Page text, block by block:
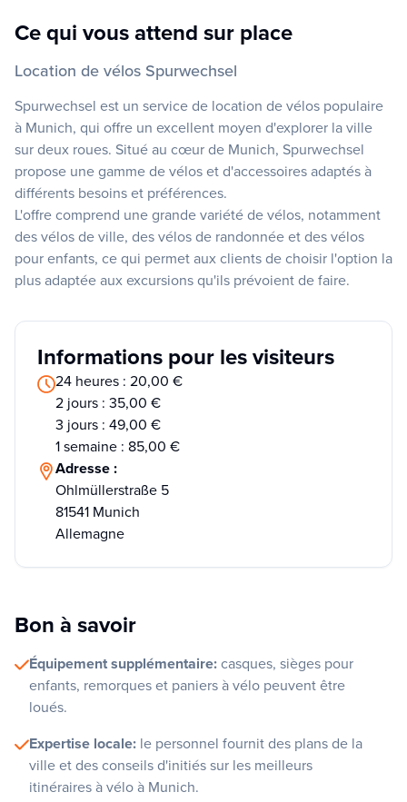
Ce qui vous attend sur place
Location de vélos Spurwechsel
Spurwechsel est un service de location de vélos populaire
à Munich, qui offre un excellent moyen d'explorer la ville
sur deux roues. Situé au cœur de Munich, Spurwechsel
propose une gamme de vélos et d'accessoires adaptés à
différents besoins et préférences.
L'offre comprend une grande variété de vélos, notamment
des vélos de ville, des vélos de randonnée et des vélos
pour enfants, ce qui permet aux clients de choisir l'option la
plus adaptée aux excursions qu'ils prévoient de faire.
Informations pour les visiteurs
24 heures : 20,00 €
2 jours : 35,00 €
3 jours : 49,00 €
1 semaine : 85,00 €
Adresse :
Ohlmüllerstraße 5
81541 Munich
Allemagne
Bon à savoir
Équipement supplémentaire:casques, sièges pour
enfants, remorques et paniers à vélo peuvent être
loués.
Expertise locale: le personnel fournit des plans de la
ville et des conseils d'initiés sur les meilleurs
itinéraires à vélo à Munich.